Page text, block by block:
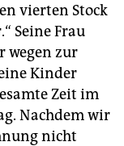
vierten Stock
Seine Frau
wegen zur
Kinder
Zeit im
Nachdem wir
nicht